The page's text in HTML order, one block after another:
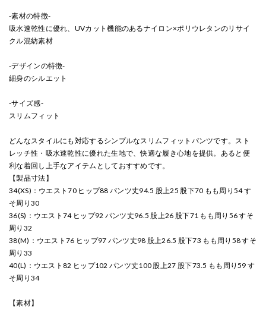
-素材の特徴-
吸水速乾性に優れ、UVカット機能のあるナイロン×ポリウレタンのリサイ
クル混紡素材
-デザインの特徴-
細身のシルエット
-サイズ感-
スリムフィット
どんなスタイルにも対応するシンプルなスリムフィットパンツです。スト
レッチ性・吸水速乾性に優れた生地で、快適な履き心地を提供。あると便
利な着回し上手なアイテムとしておすすめです。
【製品寸法】
34(XS)：ウエスト70 ヒップ88 パンツ丈94.5 股上25 股下70 もも周り54 す
そ周り30
36(S)：ウエスト74 ヒップ92 パンツ丈96.5 股上26 股下71 もも周り56 すそ
周り32
38(M)：ウエスト76 ヒップ97 パンツ丈98 股上26.5 股下73 もも周り58 すそ
周り33
40(L)：ウエスト82 ヒップ102 パンツ丈100 股上27 股下73.5 もも周り59 す
そ周り34
【素材】